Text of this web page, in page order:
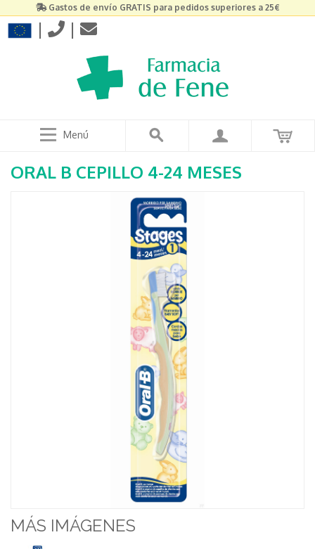
Gastos de envío GRATIS para pedidos superiores a 25€
| |
Menú
ORAL B CEPILLO 4-24 MESES
MÁS IMÁGENES